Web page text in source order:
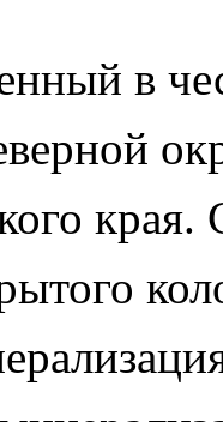
в
края.